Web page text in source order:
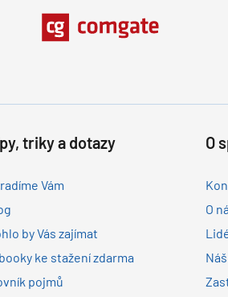
triky a dotazy
Vám
by Vás zajímat
ke stažení zdarma
pojmů
O
O